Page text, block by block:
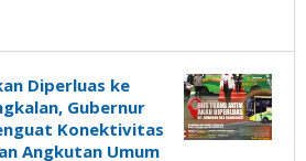
Diperluas ke
Gubernur
Konektivitas
Angkutan Umum